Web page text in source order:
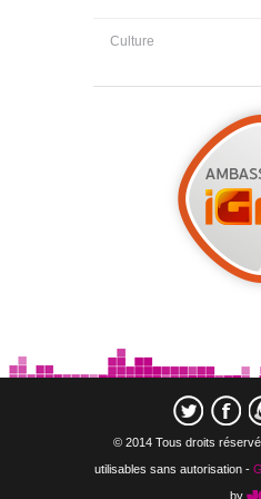
Culture
© 2014 Tous droits
utilisables sans autorisation -
by